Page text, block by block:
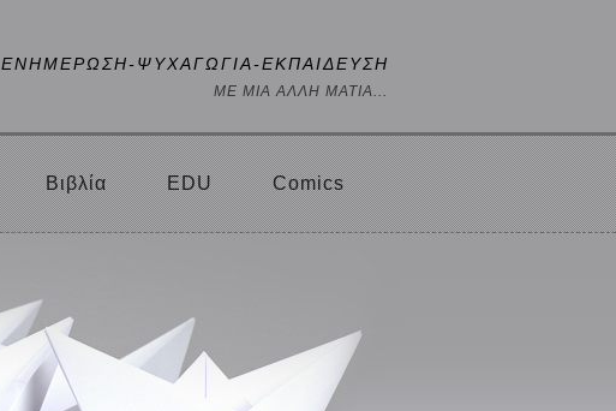
ΕΝΗΜΕΡΩΣΗ-ΨΥΧΑΓΩΓΙΑ-ΕΚΠΑΙΔΕΥΣΗ
ΜΕ ΜΙΑ ΑΛΛΗ ΜΑΤΙΑ...
Βιβλία EDU Comics